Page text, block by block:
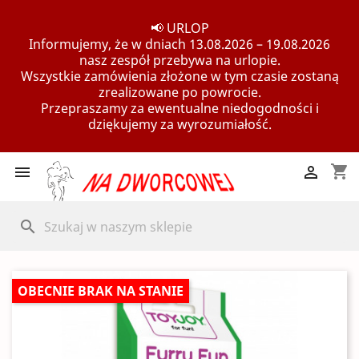
📢 URLOP
Informujemy, że w dniach 13.08.2026 – 19.08.2026
nasz zespół przebywa na urlopie.
Wszystkie zamówienia złożone w tym czasie zostaną
zrealizowane po powrocie.
Przepraszamy za ewentualne niedogodności i
dziękujemy za wyrozumiałość.
 shopping_cart

search
OBECNIE BRAK NA STANIE